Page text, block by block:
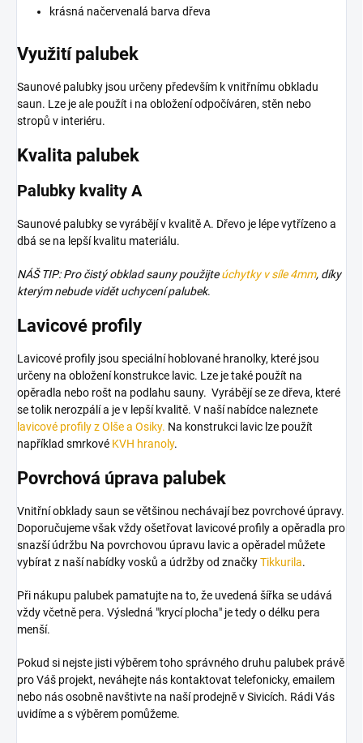
krásná načervenalá barva dřeva
Využití palubek
Saunové palubky jsou určeny především k vnitřnímu obkladu
saun. Lze je ale použít i na obložení odpočíváren, stěn nebo
stropů v interiéru.
Kvalita palubek
Palubky kvality A
Saunové palubky se vyrábějí v kvalitě A. Dřevo je lépe vytřízeno a
dbá se na lepší kvalitu materiálu.
NÁŠ TIP: Pro čistý obklad sauny použijteúchytky v síle 4mm, díky
kterým nebude vidět uchycení palubek.
Lavicové profily
Lavicové profily jsou speciální hoblované hranolky, které jsou
určeny na obložení konstrukce lavic. Lze je také použít na
opěradla nebo rošt na podlahu sauny. Vyrábějí se ze dřeva, které
se tolik nerozpálí a je v lepší kvalitě. V naší nabídce naleznete
lavicové profily z Olše a Osiky. Na konstrukci lavic lze použít
například smrkové KVH hranoly.
Povrchová úprava palubek
Vnitřní obklady saun se většinou nechávají bez povrchové úpravy.
Doporučujeme však vždy ošetřovat lavicové profily a opěradla pro
snazší údržbu Na povrchovou úpravu lavic a opěradel můžete
vybírat z naší nabídky vosků a údržby od značkyTikkurila.
Při nákupu palubek pamatujte na to, že uvedená šířka se udává
vždy včetně pera. Výsledná "krycí plocha" je tedy o délku pera
menší.
Pokud si nejste jisti výběrem toho správného druhu palubek právě
pro Váš projekt, neváhejte nás kontaktovat telefonicky, emailem
nebo nás osobně navštivte na naší prodejně v Sivicích. Rádi Vás
uvidíme a s výběrem pomůžeme.